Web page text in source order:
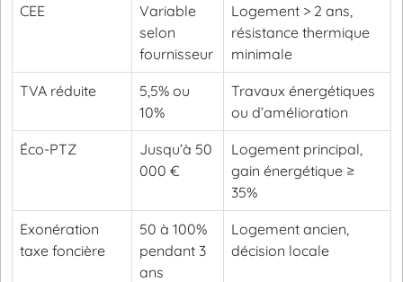
CEE
Variable
selon
fournisseur
Logement > 2 ans,
résistance thermique
minimale
TVA réduite
5,5% ou
10%
Travaux énergétiques
ou d’amélioration
Éco-PTZ
Jusqu’à 50
000 €
Logement principal,
gain énergétique ≥
35%
Exonération
taxe foncière
50 à 100%
pendant 3
ans
Logement ancien,
décision locale